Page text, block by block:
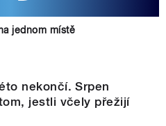
jednom místě
nekončí. Srpen
jestli včely přežijí